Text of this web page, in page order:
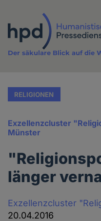
Inhalt
Der säkulare Blick auf die
RELIGIONEN
Exzellenzcluster
Münster
länger
Exzellenzcluster
20.04.2016